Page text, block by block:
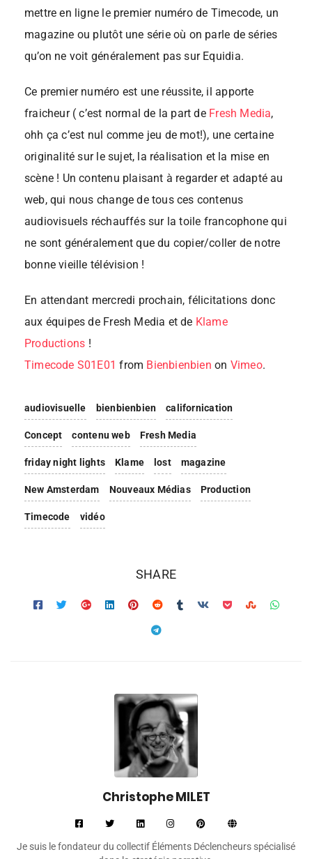
mettre en ligne le premier numéro de Timecode, un
magazine ou plutôt une série où on parle de séries
qu’on ne voit généralement pas sur Equidia.
Ce premier numéro est une réussite, il apporte
fraicheur ( c’est normal de la part de Fresh Media,
ohh ça c’est nul comme jeu de mot!), une certaine
originalité sur le sujet, la réalisation et la mise en
scène ! Un contenu plaisant à regarder et adapté au
web, qui nous change de tous ces contenus
audiovisuels réchauffés sur la toile francophone qui
ne sont généralement que du copier/coller de notre
bonne vieille télévision !
En attendant mercredi prochain, félicitations donc
aux équipes de Fresh Media et de Klame
Productions !
Timecode S01E01 from Bienbienbien on Vimeo.
audiovisuelle bienbienbien californication
Concept contenu web Fresh Media
friday night lights Klame lost magazine
New Amsterdam Nouveaux Médias Production
Timecode vidéo
SHARE
Christophe MILET
Je suis le fondateur du collectif Éléments Déclencheurs spécialisé